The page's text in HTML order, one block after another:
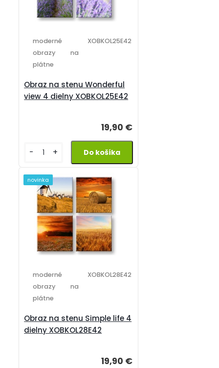
Obraz na stenu Wonderful
view 4 dielny XOBKOL25E42
moderné
obrazy na
plátne
XOBKOL25E42
19,90 €
- +
Obraz na stenu Simple life 4
dielny XOBKOL28E42
moderné
obrazy na
plátne
XOBKOL28E42
19,90 €
novinka